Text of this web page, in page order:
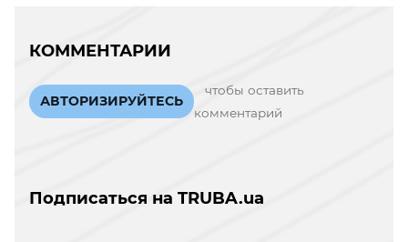
КОММЕНТАРИИ
АВТОРИЗИРУЙТЕСЬ
чтобы оставить
комментарий
Подписаться на TRUBA.ua